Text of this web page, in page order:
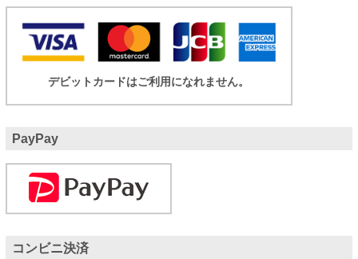
デビットカードはご利用になれません。
PayPay
コンビニ決済